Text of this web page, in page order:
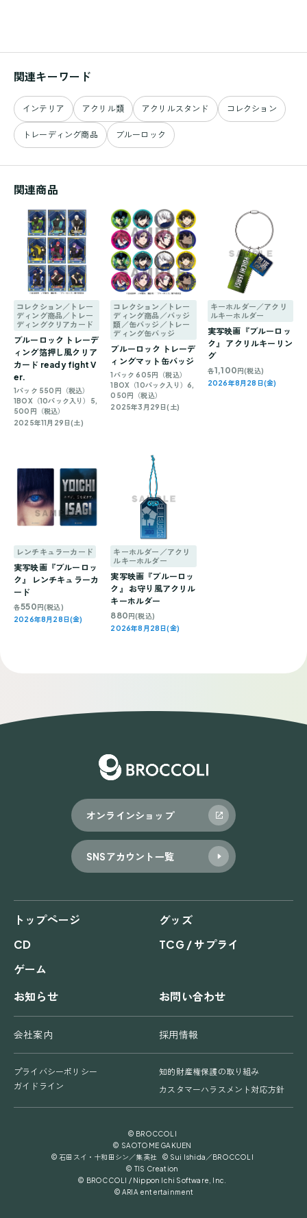
関連キーワード
インテリア アクリル類 アクリルスタンド コレクション
トレーディング商品 ブルーロック
関連商品
コレクション／トレー
ディング商品／トレー
ディングクリアカード
ブルーロック トレーデ
ィング箔押し風クリア
カード ready fight V
er.
1パック 550円（税込）
1BOX（10パック入り）5,
500円（税込）
2025年11月29日(土)
コレクション／トレー
ディング商品／バッジ
類／缶バッジ／トレー
ディング缶バッジ
ブルーロック トレーデ
ィングマット缶バッジ
1パック 605円（税込）
1BOX（10パック入り）6,
050円（税込）
2025年3月29日(土)
キーホルダー／アクリ
ルキーホルダー
実写映画『ブルーロッ
ク』 アクリルキーリン
グ
各1,100円(税込)
2026年8月28日(金)
レンチキュラーカード
実写映画『ブルーロッ
ク』 レンチキュラーカ
ード
各550 円(税込)
2026年8月28日(金)
キーホルダー／アクリ
ルキーホルダー
実写映画『ブルーロッ
ク』 お守り風アクリル
キーホルダー
880 円(税込)
2026年8月28日(金)
オンラインショップ
SNSアカウント一覧
トップページ
グッズ
CD
TCG / サプライ
ゲーム
お知らせ
お問い合わせ
会社案内 採用情報
プライバシーポリシー
知的財産権保護の取り組み
ガイドライン
カスタマーハラスメント対応方針
© BROCCOLI
© SAOTOME GAKUEN
© 石田スイ・十和田シン／集英社 © Sui Ishida／BROCCOLI
© TIS Creation
© BROCCOLI / Nippon Ichi Software, Inc.
© ARIA entertainment